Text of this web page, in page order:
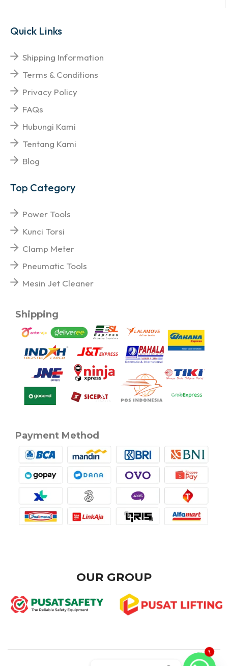
Quick Links
Shipping Information
Terms & Conditions
Privacy Policy
FAQs
Hubungi Kami
Tentang Kami
Blog
Top Category
Power Tools
Kunci Torsi
Clamp Meter
Pneumatic Tools
Mesin Jet Cleaner
Shipping
Payment Method
OUR GROUP
1